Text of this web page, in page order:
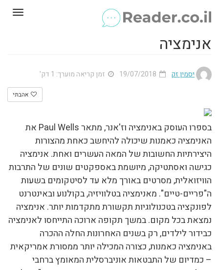
אנימציה
יסמין זק זמן קריאה מוערך: 1 דק'
אהבתי
בספרו העוסק באנימציה וז'אנר, מתאר Paul Wells את
האנימציה כאמנות שיכולה להיחשב כאחת מהצורות
היצירתיות החשובות של המאה העשרים ואחת. אנימציה
כגישה ואסתטיקה, מיושמת באספקטים שונים של התרבות
הוויזואלית, מסרטים באורך מלא עד לסיטקומים בשעות
ה"פריים-טיים". מאנימציה בטלוויזיה, בקולנוע ובאינטרנט
לפונקציה בטכנולוגיות תקשורת מתקדמות יותר. אנימציה
נמצאת בכל מקום. במשך תקופה ארוכה התייחסו לאנימציה
כבידור לילדים, רק בשנים האחרונות החלה ההכרה
באנימציה כאמנות, כצורה המכילה יותר ממסורת אמריקאית
– כמדיום של התבטאות אוניברסלית המאומץ ברחבי